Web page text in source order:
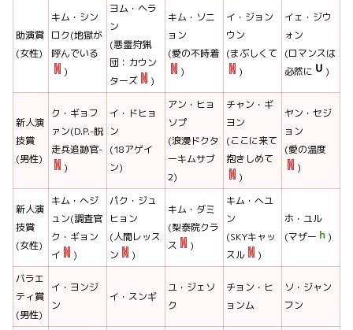
助演賞
(女性)
キム・シン
ロク(地獄が
呼んでいる
)
ヨム・ヘラ
ン
(悪霊狩猟
団：カウン
ターズ
)
キム・ソニ
ョン
(愛の不時着
)
イ・ジョン
ウン
(まぶしくて
)
イェ・ジウ
ォン
(ロマンスは
必然に
)
新人演
技賞
(男性)
ク・ギョフ
ァン(D.P.-脱
走兵追跡官-
)
イ・ドヒョ
ン
(18アゲイ
ン)
アン・ヒョ
ソプ
(浪漫ドクタ
ーキムサブ
2)
チャン・ギ
ヨン
(ここに来て
抱きしめて
)
ヤン・セジ
ョン
(愛の温度
)
新人演
技賞
(女性)
キム・へジ
ュン(調査官
ク・ギョン
イ
)
パク・ジュ
ヒョン
(人間レッス
ン
)
キム・ダミ
(梨泰院クラ
ス
)
キム・へユ
ン
(SKYキャッ
スル
)
ホ・ユル
(マザー
)
バラエ
ティ賞
(男性)
イ・ヨンジ
ン
イ・スンギ
ユ・ジェソ
ク
チョン・ヒ
ョンム
ソ・ジャン
フン